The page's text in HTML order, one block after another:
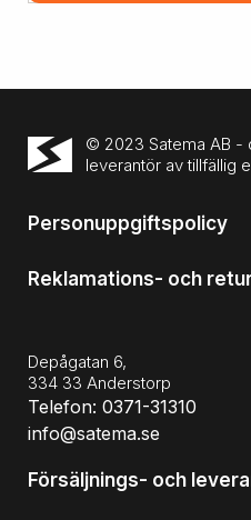
© 2023 Satema AB -
leverantör av tillfällig
Personuppgiftspolicy
Reklamations- och
Depågatan 6,
334 33 Anderstorp
Telefon: 0371-31310
info@satema.se
Försäljnings- och